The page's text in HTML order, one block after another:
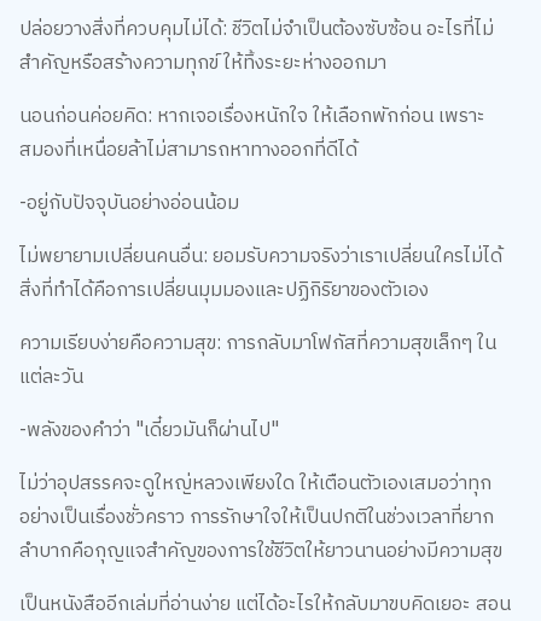
ปล่อยวางสิ่งที่ควบคุมไม่ได้: ชีวิตไม่จำเป็นต้องซับซ้อน อะไรที่ไม่
สำคัญหรือสร้างความทุกข์ ให้ทิ้งระยะห่างออกมา
นอนก่อนค่อยคิด: หากเจอเรื่องหนักใจ ให้เลือกพักก่อน เพราะ
สมองที่เหนื่อยล้าไม่สามารถหาทางออกที่ดีได้
-อยู่กับปัจจุบันอย่างอ่อนน้อม
ไม่พยายามเปลี่ยนคนอื่น: ยอมรับความจริงว่าเราเปลี่ยนใครไม่ได้
สิ่งที่ทำได้คือการเปลี่ยนมุมมองและปฏิกิริยาของตัวเอง
ความเรียบง่ายคือความสุข: การกลับมาโฟกัสที่ความสุขเล็กๆ ใน
แต่ละวัน
-พลังของคำว่า "เดี๋ยวมันก็ผ่านไป"
ไม่ว่าอุปสรรคจะดูใหญ่หลวงเพียงใด ให้เตือนตัวเองเสมอว่าทุก
อย่างเป็นเรื่องชั่วคราว การรักษาใจให้เป็นปกติในช่วงเวลาที่ยาก
ลำบากคือกุญแจสำคัญของการใช้ชีวิตให้ยาวนานอย่างมีความสุข
เป็นหนังสืออีกเล่มที่อ่านง่าย แต่ได้อะไรให้กลับมาขบคิดเยอะ สอน